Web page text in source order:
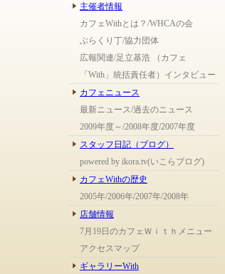
主催者情報
カフェWithとは？/WHCAの会
ぶらくり丁/協力団体
広報関連/足立基浩 （カフェ
「With」統括責任者）インタビュー
カフェニュース
最新ニュース/過去のニュース
2009年度～/2008年度/2007年度
スタッフ日記（ブログ）
powered by ikora.tv(いこらブログ)
カフェWithの歴史
2005年/2006年/2007年/2008年
店舗情報
7月19日のカフェＷｉｔｈメニュー
アクセスマップ
ギャラリーWith